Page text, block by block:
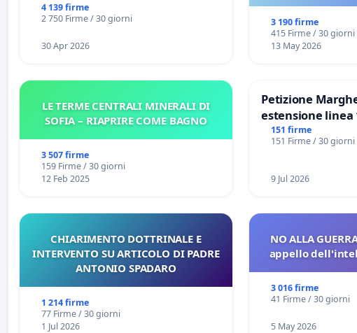
4 139 firme
2 750 Firme / 30 giorni
30 Apr 2026
3 190 firme
415 Firme / 30 giorni
13 May 2026
LE TERME CENTRALI MINERALI DI
SOFIA – RIAPRIRE COME BAGNO
3 507 firme
159 Firme / 30 giorni
12 Feb 2025
Petizione
estensione linea
Marghera P.zza
all'aeroporto
151 firme
151 Firme / 30 giorni
9 Jul 2026
CHIARIMENTO DOTTRINALE E
INTERVENTO SU ARTICOLO DI PADRE
ANTONIO SPADARO
1 214 firme
77 Firme / 30 giorni
1 Jul 2026
NO ALLA
appello
3 016 firme
41 Firme / 30 giorni
5 May 2026